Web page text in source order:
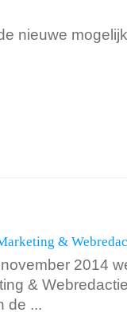
nieuwe
&
2014
&
de ...